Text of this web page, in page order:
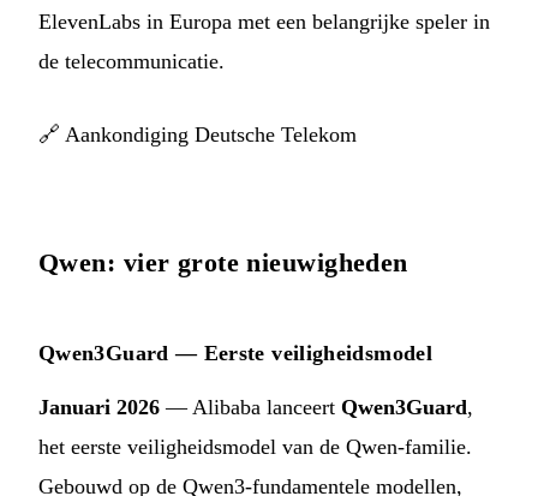
ElevenLabs in Europa met een belangrijke speler in
de telecommunicatie.
🔗 Aankondiging Deutsche Telekom
Qwen: vier grote nieuwigheden
Qwen3Guard — Eerste veiligheidsmodel
Januari 2026 — Alibaba lanceert Qwen3Guard,
het eerste veiligheidsmodel van de Qwen-familie.
Gebouwd op de Qwen3-fundamentele modellen,